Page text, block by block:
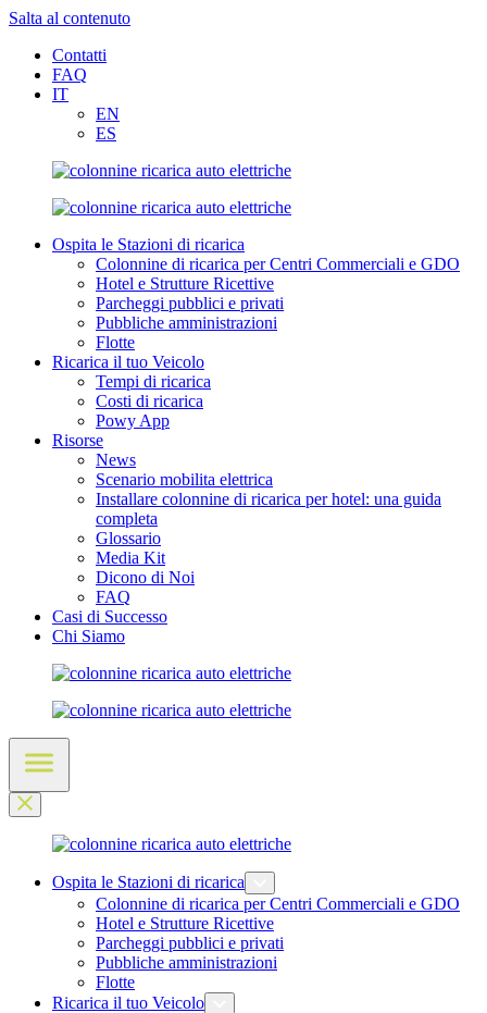
Salta al contenuto
Contatti
FAQ
IT
EN
ES
Ospita le Stazioni di ricarica
Colonnine di ricarica per Centri Commerciali e GDO
Hotel e Strutture Ricettive
Parcheggi pubblici e privati
Pubbliche amministrazioni
Flotte
Ricarica il tuo Veicolo
Tempi di ricarica
Costi di ricarica
Powy App
Risorse
News
Scenario mobilita elettrica
Installare colonnine di ricarica per hotel: una guida
completa
Glossario
Media Kit
Dicono di Noi
FAQ
Casi di Successo
Chi Siamo
Ospita le Stazioni di ricarica
Colonnine di ricarica per Centri Commerciali e GDO
Hotel e Strutture Ricettive
Parcheggi pubblici e privati
Pubbliche amministrazioni
Flotte
Ricarica il tuo Veicolo